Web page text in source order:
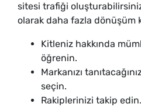
sitesi trafiği
olarak daha fazla dönüşüm
Kitleniz hakkında
öğrenin.
Markanızı
seçin.
Rakiplerinizi takip edin.